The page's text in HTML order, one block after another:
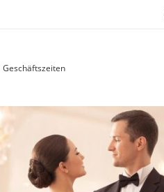
Geschäftszeiten